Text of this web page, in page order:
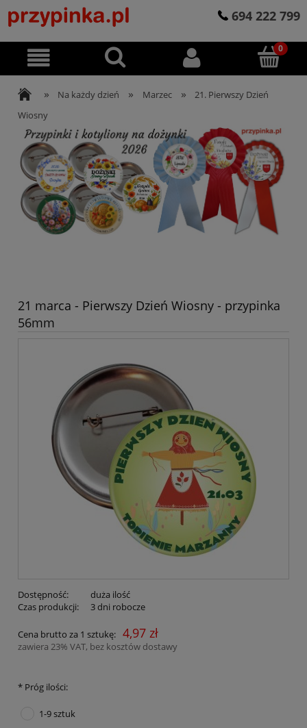
694 222 799
» Na każdy dzień » Marzec »
21. Pierwszy Dzień
Wiosny
21 marca - Pierwszy Dzień Wiosny - przypinka
56mm
Dostępność:
duża ilość
Czas produkcji:
3 dni robocze
Cena brutto za 1 sztukę: 4,97 zł
zawiera 23% VAT, bez kosztów dostawy
* Próg ilości:
1-9 sztuk